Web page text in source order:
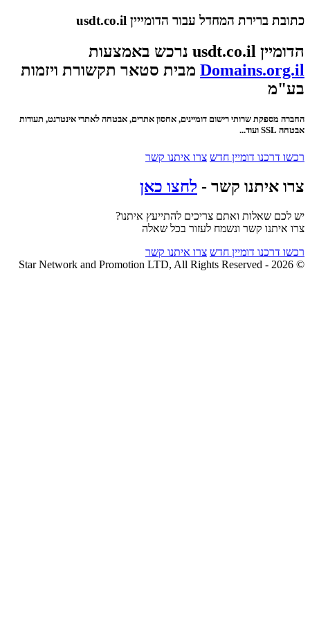
כתובת ברירת המחדל עבור הדומייין usdt.co.il
הדומיין usdt.co.il נרכש באמצעות
Domains.org.il מבית סטאר תקשורת ויזמות
בע"מ
החברה מספקת שרותי רישום דומיינים, אחסון אתרים, אבטחה לאתרי אינטרנט, תעודות
אבטחה SSL ועוד...
רכשו דרכנו דומיין חדש צרו איתנו קשר
צרו איתנו קשר - לחצו כאן
יש לכם שאלות ואתם צריכים להתייעץ איתנו?
צרו איתנו קשר ונשמח לעזור בכל שאלה
רכשו דרכנו דומיין חדש צרו איתנו קשר
© 2026 - Star Network and Promotion LTD, All Rights Reserved